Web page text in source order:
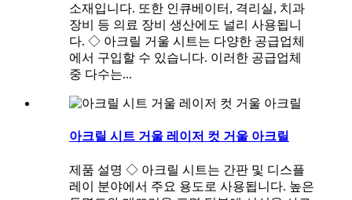
소재입니다. 또한 인큐베이터, 격리실, 치과
장비 등 의료 장비 생산에도 널리 사용됩니
다. ◇ 아크릴 거울 시트는 다양한 공급업체
에서 구입할 수 있습니다. 이러한 공급업체
중 다수는...
아크릴 시트 거울 레이저 컷 거울 아크릴
제품 설명 ◇ 아크릴 시트는 간판 및 디스플
레이 분야에서 주요 용도로 사용됩니다. 높은